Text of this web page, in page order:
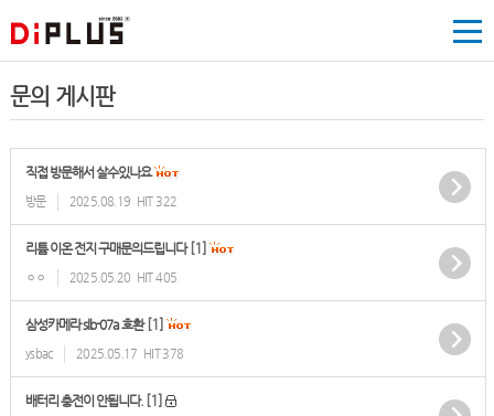
문의 게시판
직접 방문해서 살수있나요
방문 2025.08.19 HIT 322
리튬 이온 전지 구매문의드립니다 [1]
ㅇㅇ 2025.05.20 HIT 405
삼성카메라 slb-07a 호환 [1]
ysbac 2025.05.17 HIT 378
배터리 충전이 안됩니다. [1]